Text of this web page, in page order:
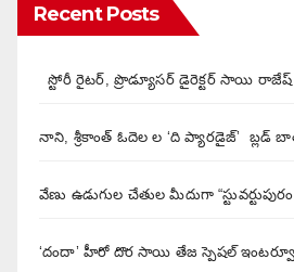
Recent Posts
స్టోరీ రైటర్, ప్రొడ్యూసర్ డైరెక్టర్ సాయి రాజేష్
నాని, శ్రీకాంత్ ఓదెల ల ‘ది ప్యారడైజ్’ బ్లడ్
వేణు ఉడుగుల చేతుల మీదుగా
‘దందా’ హీరో దొర సాయి తేజ స్పెషల్